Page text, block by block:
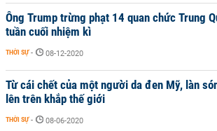
Ông Trump trừng phạt 14 quan chức Trung
tuần cuối nhiệm kì
THỜI SỰ - 08-12-2020
Từ cái chết của một người da đen Mỹ, làn
lên trên khắp thế giới
THỜI SỰ - 08-06-2020